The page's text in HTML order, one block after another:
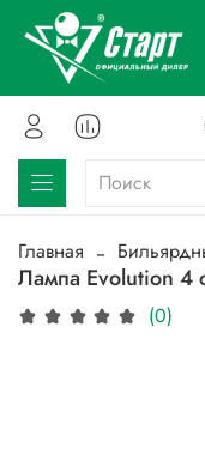
Главная
Лампа Evolution 4
(0)